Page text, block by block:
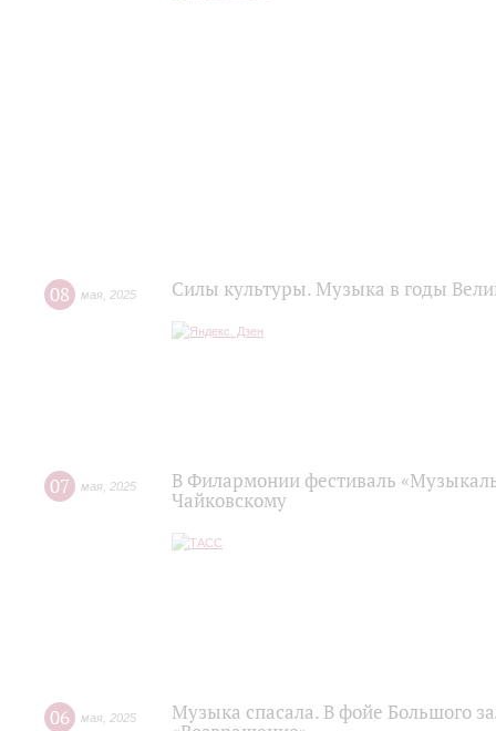
08 мая 2025 Силы культуры. Музыка в годы
07 мая 2025
В Филармонии фестиваль
Чайковскому
06 мая 2025
Музыка спасала. В фойе Большого